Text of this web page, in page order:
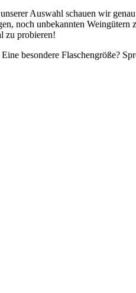
Auswahl schauen wir
noch unbekannten
zu probieren!
besondere Flaschengröße?